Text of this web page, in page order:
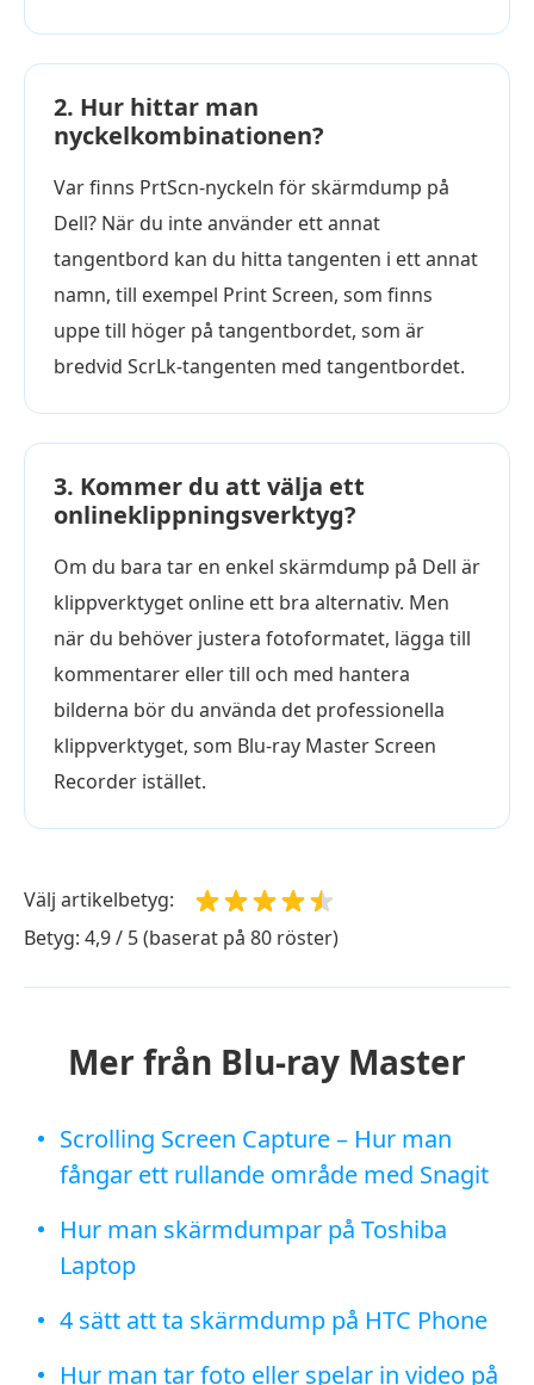
2. Hur hittar man
nyckelkombinationen?
Var finns PrtScn-nyckeln för skärmdump på
Dell? När du inte använder ett annat
tangentbord kan du hitta tangenten i ett annat
namn, till exempel Print Screen, som finns
uppe till höger på tangentbordet, som är
bredvid ScrLk-tangenten med tangentbordet.
3. Kommer du att välja ett
onlineklippningsverktyg?
Om du bara tar en enkel skärmdump på Dell är
klippverktyget online ett bra alternativ. Men
när du behöver justera fotoformatet, lägga till
kommentarer eller till och med hantera
bilderna bör du använda det professionella
klippverktyget, som Blu-ray Master Screen
Recorder istället.
Välj artikelbetyg:
Betyg: 4,9 / 5 (baserat på 80 röster)
Mer från Blu-ray Master
Scrolling Screen Capture – Hur man
fångar ett rullande område med Snagit
Hur man skärmdumpar på Toshiba
Laptop
4 sätt att ta skärmdump på HTC Phone
Hur man tar foto eller spelar in video på